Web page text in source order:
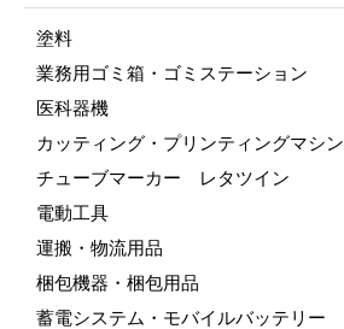
塗料
業務用ゴミ箱・ゴミステーション
医科器機
カッティング・プリンティングマシン
チューブマーカー レタツイン
電動工具
運搬・物流用品
梱包機器・梱包用品
蓄電システム・モバイルバッテリー